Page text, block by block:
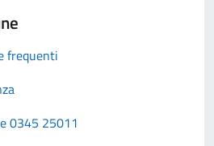
frequenti
0345 25011